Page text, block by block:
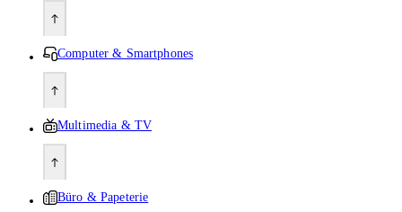
Computer & Smartphones
Multimedia & TV
Büro & Papeterie